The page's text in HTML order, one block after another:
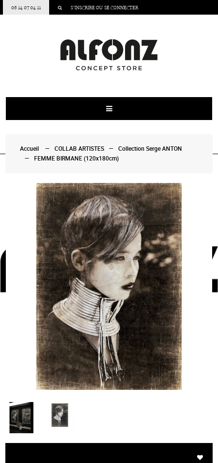
06 14 07 04 11 S’INSCRIREOU SE CONNECTER
Accueil COLLAB ARTISTES
Collection Serge ANTON
FEMME BIRMANE (120x180cm)